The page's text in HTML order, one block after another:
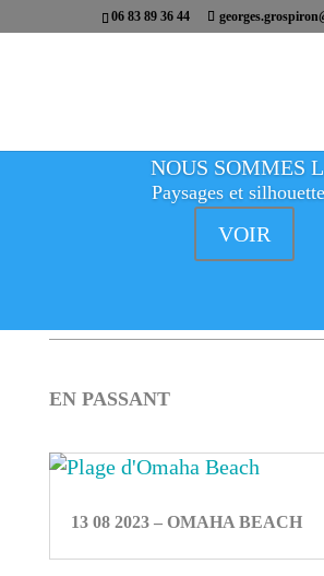
06 83 89 36 44
NOUS SOMMES
Paysages et
VOIR
EN PASSANT
13 08 2023 – OMAHA BEACH